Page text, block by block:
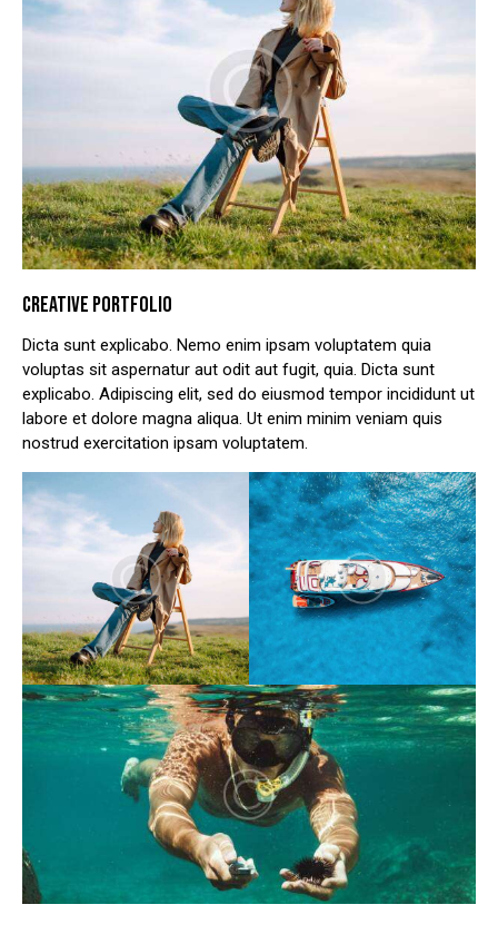
CREATIVE PORTFOLIO
Dicta sunt explicabo. Nemo enim ipsam voluptatem quia
voluptas sit aspernatur aut odit aut fugit, quia. Dicta sunt
explicabo. Adipiscing elit, sed do eiusmod tempor incididunt ut
labore et dolore magna aliqua. Ut enim minim veniam quis
nostrud exercitation ipsam voluptatem.